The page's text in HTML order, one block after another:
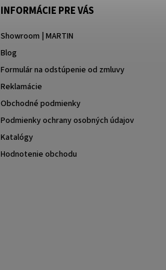
INFORMÁCIE PRE VÁS
Showroom | MARTIN
Blog
Formulár na odstúpenie od zmluvy
Reklamácie
Obchodné podmienky
Podmienky ochrany osobných údajov
Katalógy
Hodnotenie obchodu